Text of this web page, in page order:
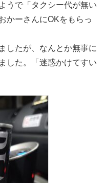
うで「タクシー代が無い
かーさんにOKをもらっ
したが、なんとか無事に
した。「迷惑かけてすい